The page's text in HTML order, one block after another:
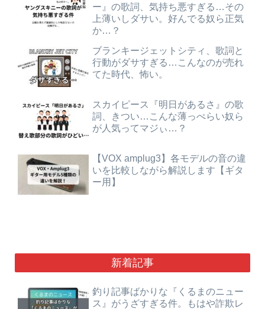
ー』の歌詞、気持ち悪すぎる…その
上薄いしダサい。好んでる奴ら正気
か…？
ブランキージェットシティ、歌詞と
行動がダサすぎる…こんなのが売れ
てた時代、怖い。
スカイピース『明日があるさ』の歌
詞、きつい…こんな薄っぺらい奴ら
が人気ってマジぃ…？
【VOX amplug3】各モデルの音の違
いを比較しながら解説します【ギタ
ー用】
新着記事
釣り記事ばかりな『くるまのニュー
ス』がうざすぎる件。もはや詐欺レ